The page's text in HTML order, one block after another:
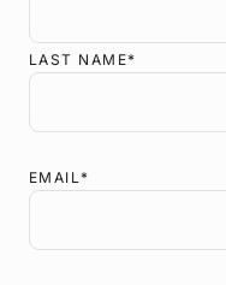
LAST NAME*
EMAIL*